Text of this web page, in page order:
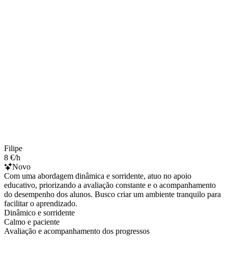
Filipe
8 €/h
Novo
Com uma abordagem dinâmica e sorridente, atuo no apoio
educativo, priorizando a avaliação constante e o acompanhamento
do desempenho dos alunos. Busco criar um ambiente tranquilo para
facilitar o aprendizado.
Dinâmico e sorridente
Calmo e paciente
Avaliação e acompanhamento dos progressos